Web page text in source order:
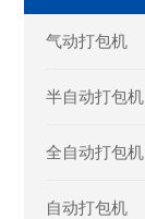
气动打包机
半自动打包机
全自动打包机
自动打包机